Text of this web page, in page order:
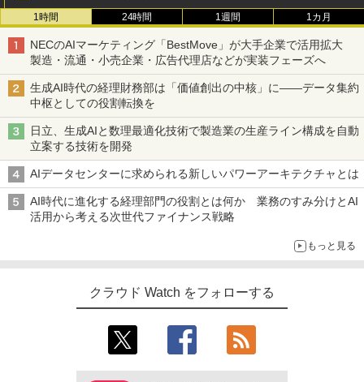
1時間 24時間 1週間 1カ月
NECのAIマーケティング「BestMove」が大手企業で活用拡大
製造・流通・小売企業・広告代理店などが実装フェーズへ
生成AI時代の経理財務部は「価値創出の中核」に――データ集約
中枢としての役割転換を
日立、生成AIと数理最適化技術で製造業の生産ライン構成を自動
立案する技術を開発
AIデータセンターに求められる新しいパワーアーキテクチャとは
AI時代に進化する経理部門の役割とは何か 業務のすみ分けとAI
活用から考える次世代ファイナンス戦略
もっと見る
クラウド Watch をフォローする